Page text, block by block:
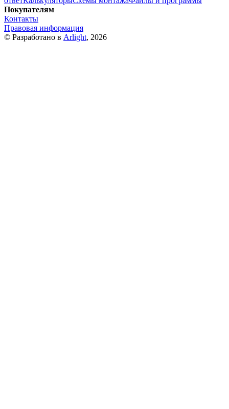
Покупателям
Контакты
Правовая информация
© Разработано в Arlight, 2026